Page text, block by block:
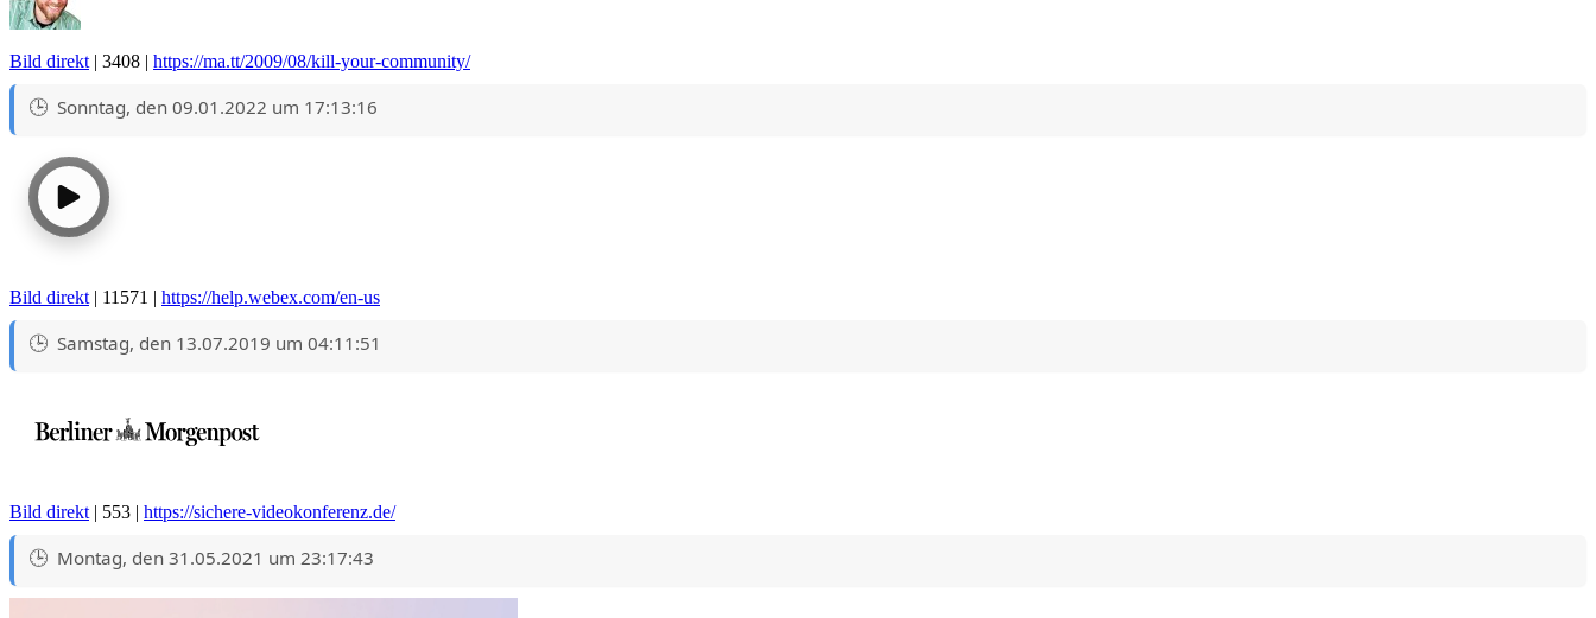
Bild direkt | 3408 | https://ma.tt/2009/08/kill-your-community/
Sonntag, den 09.01.2022 um 17:13:16
Bild direkt | 11571 | https://help.webex.com/en-us
Samstag, den 13.07.2019 um 04:11:51
Bild direkt | 553 | https://sichere-videokonferenz.de/
Montag, den 31.05.2021 um 23:17:43